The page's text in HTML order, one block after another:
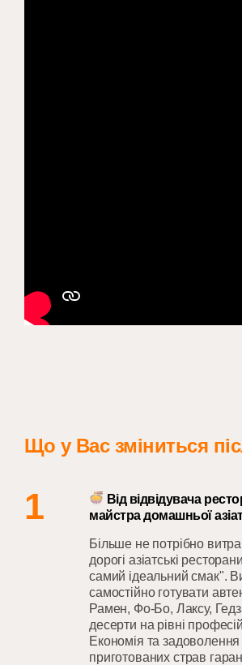
Що у Вас зміниться
1
Від відвідувача
майстра домашньої
Більше не потрібно
дорогі азіатські
самий ідеальний смак".
самостійно готувати
Рамен, Фо-Бо, Лаксу,
десерти на рівні
Економія та
приготованих страв